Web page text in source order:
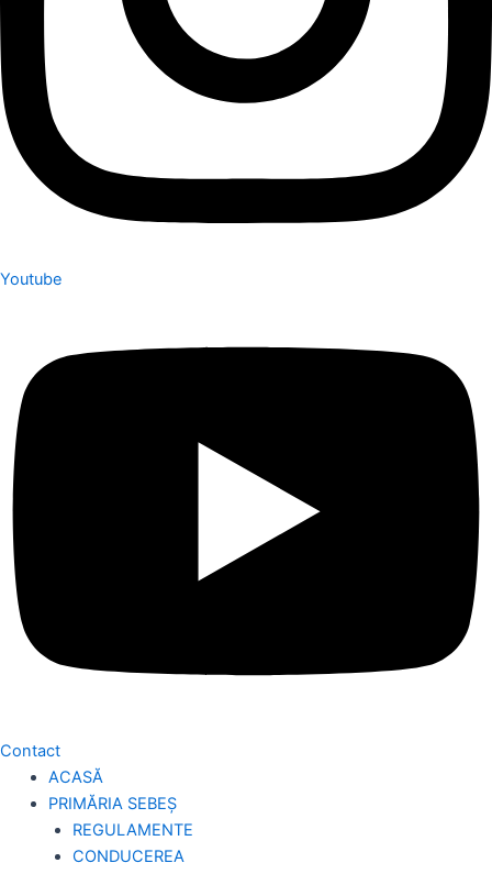
Youtube
Contact
ACASĂ
PRIMĂRIA SEBEȘ
REGULAMENTE
CONDUCEREA